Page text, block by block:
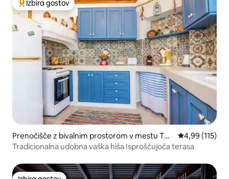
Najbolj priljubljena prenočišča z značko »Izbira gostov«
Izbira gostov
Prenočišče z bivalnim prostorom v mestu The
ologos
Povprečna
4,99 (115)
Tradicionalna udobna vaška hiša !sproščujoča terasa